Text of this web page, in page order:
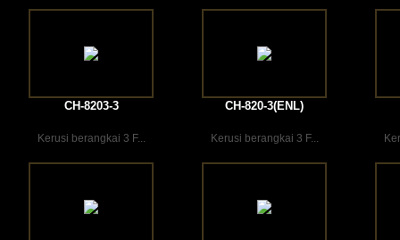
CH-8203-3
Kerusi berangkai 3 F...
CH-820-3(ENL)
Kerusi berangkai 3 F...